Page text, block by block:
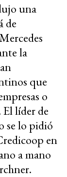
una
de
la
que
o
El líder de
se lo pidió
en
a mano